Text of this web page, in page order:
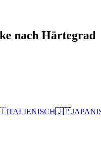
nach Härtegrad
ITALIENISCH🇯🇵